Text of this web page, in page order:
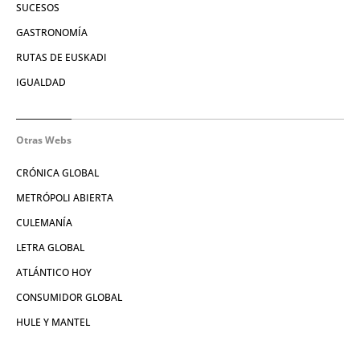
SUCESOS
GASTRONOMÍA
RUTAS DE EUSKADI
IGUALDAD
Otras Webs
CRÓNICA GLOBAL
METRÓPOLI ABIERTA
CULEMANÍA
LETRA GLOBAL
ATLÁNTICO HOY
CONSUMIDOR GLOBAL
HULE Y MANTEL